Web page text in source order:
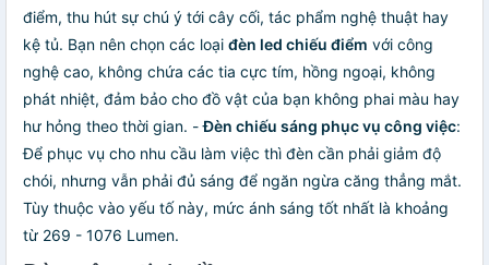
điểm, thu hút sự chú ý tới cây cối, tác phẩm nghệ thuật hay
kệ tủ. Bạn nên chọn các loại đèn led chiếu điểm với công
nghệ cao, không chứa các tia cực tím, hồng ngoại, không
phát nhiệt, đảm bảo cho đồ vật của bạn không phai màu hay
hư hỏng theo thời gian. -Đèn chiếu sáng phục vụ công việc:
Để phục vụ cho nhu cầu làm việc thì đèn cần phải giảm độ
chói, nhưng vẫn phải đủ sáng để ngăn ngừa căng thẳng mắt.
Tùy thuộc vào yếu tố này, mức ánh sáng tốt nhất là khoảng
từ 269 - 1076 Lumen.